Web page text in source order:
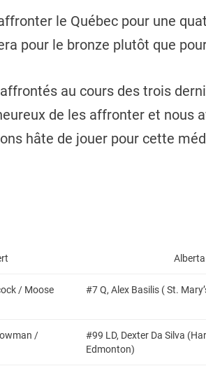
le Québec pour une
pour le bronze plutôt que pour
au cours des trois
de les affronter et nous
hâte de jouer pour cette
Alberta
/ Moose
#7 Q, Alex Basilis ( St.
/
#99 LD, Dexter Da Silva
Edmonton)